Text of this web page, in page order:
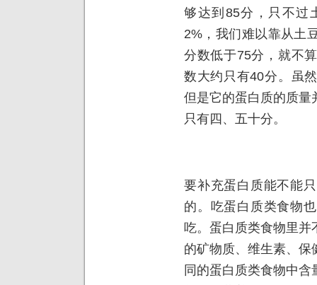
够达到85分，只不过
2%，我们难以靠从土
分数低于75分，就不
数大约只有40分。虽
但是它的蛋白质的质量
只有四、五十分。
要补充蛋白质能不能
的。吃蛋白质类食物
吃。蛋白质类食物里并
的矿物质、维生素、
同的蛋白质类食物中